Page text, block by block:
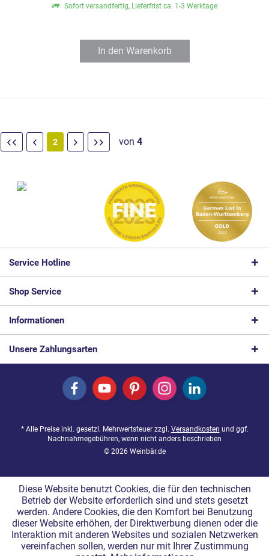
Sofort versandfertig, Lieferfrist ca. 1-3 Werktage
In den Warenkorb
2 von 4
Service Hotline
Shop Service
Informationen
Unsere Zahlungsarten
* Alle Preise inkl. gesetzl. Mehrwertsteuer zzgl. Versandkosten und ggf.
Nachnahmegebühren, wenn nicht anders beschrieben
© 2026 Weinbär.de
Diese Website benutzt Cookies, die für den technischen
Betrieb der Website erforderlich sind und stets gesetzt
werden. Andere Cookies, die den Komfort bei Benutzung
dieser Website erhöhen, der Direktwerbung dienen oder die
Interaktion mit anderen Websites und sozialen Netzwerken
vereinfachen sollen, werden nur mit Ihrer Zustimmung